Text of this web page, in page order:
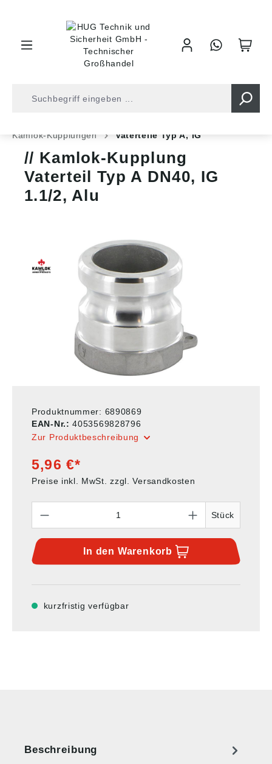
Kamlok-Kupplungen
Vaterteile Typ A, IG
Kamlok-Kupplung
Vaterteil Typ A DN40, IG
1.1/2, Alu
Produktnummer: 6890869
EAN-Nr.:4053569828796
Zur Produktbeschreibung
5,96 €*
Preise inkl. MwSt. zzgl. Versandkosten
Stück
In den Warenkorb
kurzfristig verfügbar
Beschreibung